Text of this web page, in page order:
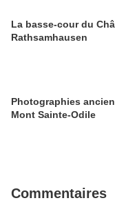
La basse-cour du
Rathsamhausen
Photographies
Mont Sainte-Odile
Commentaires